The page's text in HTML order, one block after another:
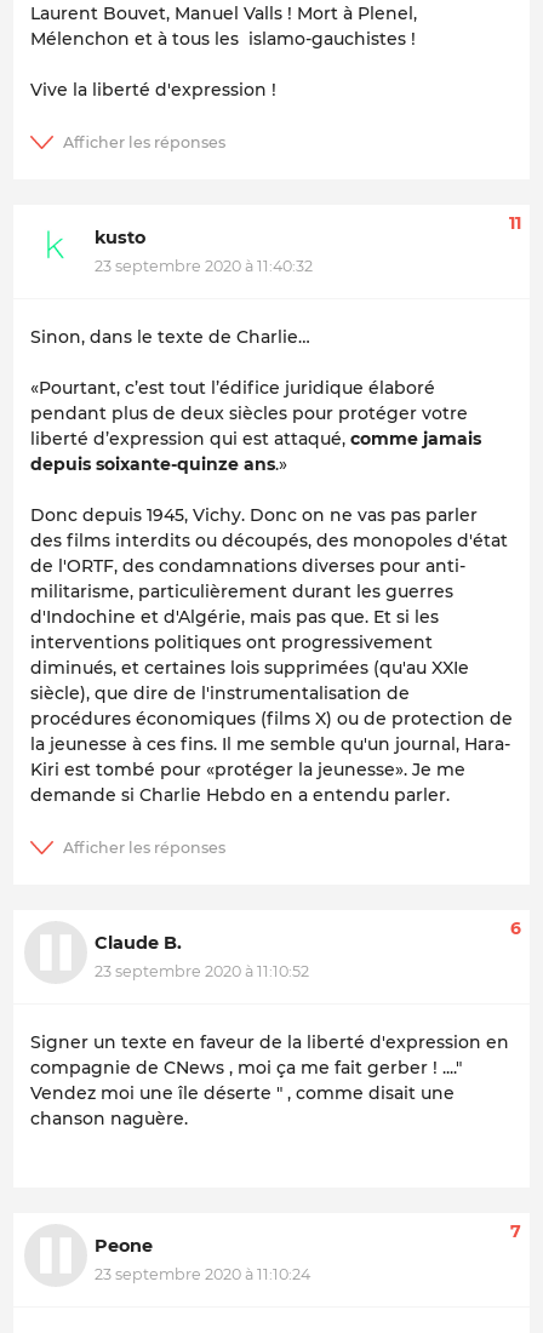
Laurent Bouvet, Manuel Valls ! Mort à Plenel,
Mélenchon et à tous les islamo-gauchistes !
Vive la liberté d'expression !
kusto
23 septembre 2020 à 11:40:32
11
Sinon, dans le texte de Charlie…
«Pourtant, c’est tout l’édifice juridique élaboré
pendant plus de deux siècles pour protéger votre
liberté d’expression qui est attaqué, comme jamais
depuis soixante-quinze ans.»
Donc depuis 1945, Vichy. Donc on ne vas pas parler
des films interdits ou découpés, des monopoles d'état
de l'ORTF, des condamnations diverses pour anti-
militarisme, particulièrement durant les guerres
d'Indochine et d'Algérie, mais pas que. Et si les
interventions politiques ont progressivement
diminués, et certaines lois supprimées (qu'au XXIe
siècle), que dire de l'instrumentalisation de
procédures économiques (films X) ou de protection de
la jeunesse à ces fins. Il me semble qu'un journal, Hara-
Kiri est tombé pour «protéger la jeunesse». Je me
demande si Charlie Hebdo en a entendu parler.
Claude B.
23 septembre 2020 à 11:10:52
6
Signer un texte en faveur de la liberté d'expression en
compagnie de CNews , moi ça me fait gerber ! ...."
Vendez moi une île déserte " , comme disait une
chanson naguère.
Peone
23 septembre 2020 à 11:10:24
7